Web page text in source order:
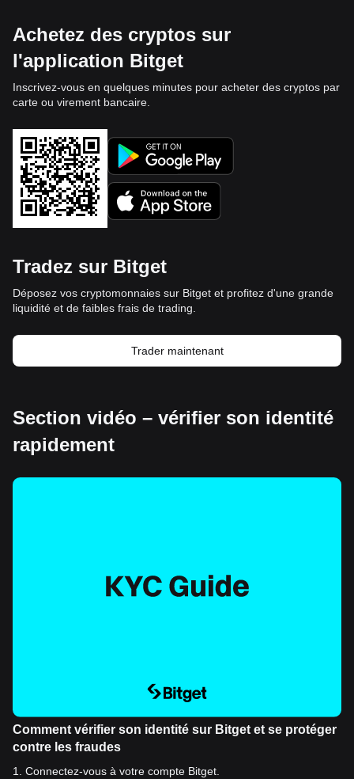
Achetez des cryptos sur
l'application Bitget
Inscrivez-vous en quelques minutes pour acheter des cryptos par
carte ou virement bancaire.
Tradez sur Bitget
Déposez vos cryptomonnaies sur Bitget et profitez d'une grande
liquidité et de faibles frais de trading.
Trader maintenant
Section vidéo – vérifier son identité
rapidement
Comment vérifier son identité sur Bitget et se protéger
contre les fraudes
1
Connectez-vous à votre compte Bitget.